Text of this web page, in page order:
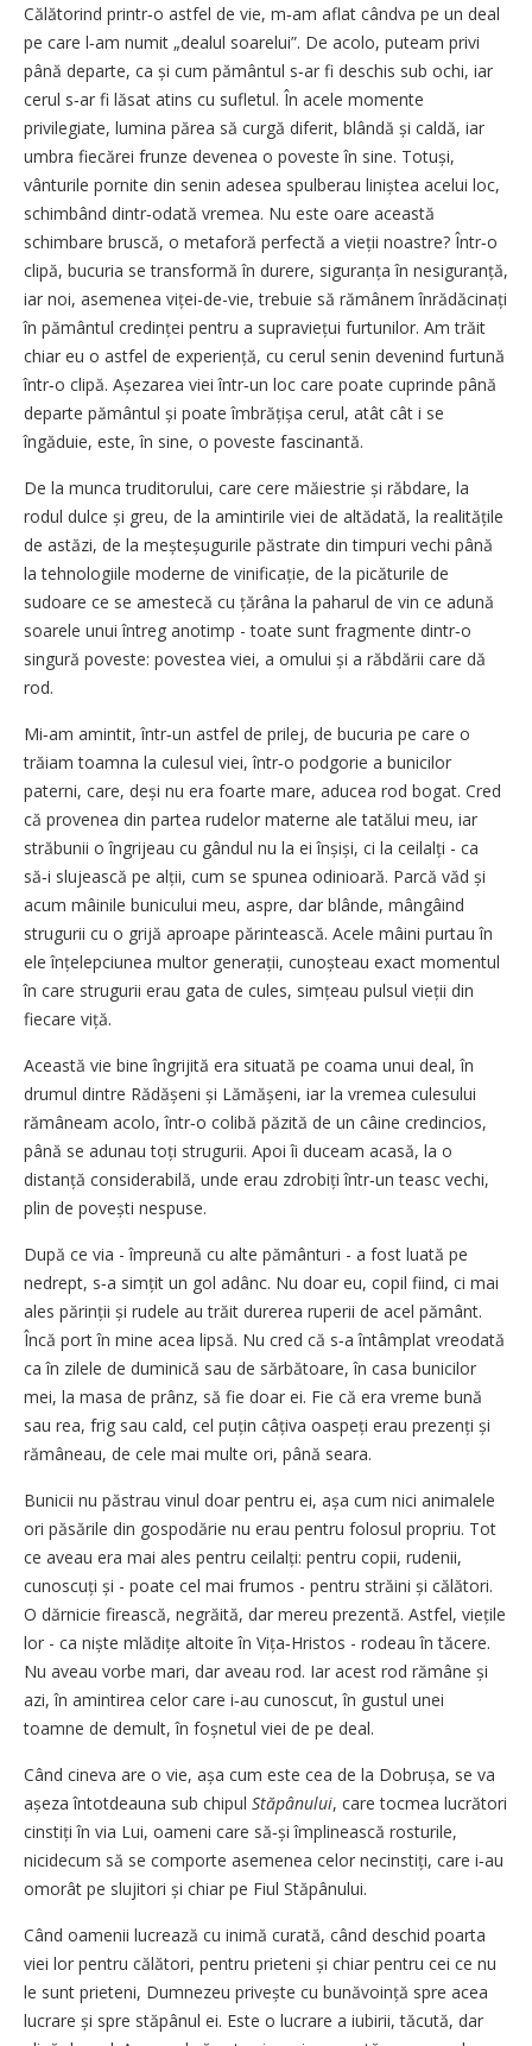
Călătorind printr‑o astfel de vie, m‑am aflat cândva pe un deal
pe care l‑am numit „dealul soarelui”. De acolo, puteam privi
până departe, ca și cum pământul s‑ar fi deschis sub ochi, iar
cerul s‑ar fi lăsat atins cu sufletul. În acele momente
privilegiate, lumina părea să curgă diferit, blândă și caldă, iar
umbra fiecărei frunze devenea o poveste în sine. Totuși,
vânturile pornite din senin adesea spulberau liniștea acelui loc,
schimbând dintr‑odată vremea. Nu este oare această
schimbare bruscă, o metaforă perfectă a vieții noastre? Într‑o
clipă, bucuria se transformă în durere, siguranța în nesiguranță,
iar noi, asemenea viței-de-vie, trebuie să rămânem înrădăcinați
în pământul credinței pentru a supraviețui furtunilor. Am trăit
chiar eu o astfel de experiență, cu cerul senin devenind furtună
într‑o clipă. Așezarea viei într‑un loc care poate cuprinde până
departe pământul și poate îmbrățișa cerul, atât cât i se
îngăduie, este, în sine, o poveste fascinantă.
De la munca truditorului, care cere măiestrie și răbdare, la
rodul dulce și greu, de la amintirile viei de altădată, la realitățile
de astăzi, de la meșteșugurile păstrate din timpuri vechi până
la tehnologiile moderne de vinificație, de la picăturile de
sudoare ce se amestecă cu țărâna la paharul de vin ce adună
soarele unui întreg anotimp - toate sunt fragmente dintr‑o
singură poveste: povestea viei, a omului și a răbdării care dă
rod.
Mi‑am amintit, într‑un astfel de prilej, de bucuria pe care o
trăiam toamna la culesul viei, într‑o podgorie a bunicilor
paterni, care, deși nu era foarte mare, aducea rod bogat. Cred
că provenea din partea rudelor materne ale tatălui meu, iar
străbunii o îngrijeau cu gândul nu la ei înșiși, ci la ceilalți - ca
să‑i slujească pe alții, cum se spunea odinioară. Parcă văd și
acum mâinile bunicului meu, aspre, dar blânde, mângâind
strugurii cu o grijă aproape părintească. Acele mâini purtau în
ele înțelepciunea multor generații, cunoșteau exact momentul
în care strugurii erau gata de cules, simțeau pulsul vieții din
fiecare viță.
Această vie bine îngrijită era situată pe coama unui deal, în
drumul dintre Rădășeni și Lămășeni, iar la vremea culesului
rămâneam acolo, într‑o colibă păzită de un câine credincios,
până se adunau toți strugurii. Apoi îi duceam acasă, la o
distanță considerabilă, unde erau zdrobiți într‑un teasc vechi,
plin de povești nespuse.
După ce via - împreună cu alte pământuri - a fost luată pe
nedrept, s‑a simțit un gol adânc. Nu doar eu, copil fiind, ci mai
ales părinții și rudele au trăit durerea ruperii de acel pământ.
Încă port în mine acea lipsă. Nu cred că s‑a întâmplat vreodată
ca în zilele de duminică sau de sărbătoare, în casa bunicilor
mei, la masa de prânz, să fie doar ei. Fie că era vreme bună
sau rea, frig sau cald, cel puțin câțiva oaspeți erau prezenți și
rămâneau, de cele mai multe ori, până seara.
Bunicii nu păstrau vinul doar pentru ei, așa cum nici animalele
ori păsările din gospodărie nu erau pentru folosul propriu. Tot
ce aveau era mai ales pentru ceilalți: pentru copii, rudenii,
cunoscuți și - poate cel mai frumos - pentru străini și călători.
O dărnicie firească, negrăită, dar mereu prezentă. Astfel, viețile
lor - ca niște mlădițe altoite în Vița‑Hristos - rodeau în tăcere.
Nu aveau vorbe mari, dar aveau rod. Iar acest rod rămâne și
azi, în amintirea celor care i‑au cunoscut, în gustul unei
toamne de demult, în foșnetul viei de pe deal.
Când cineva are o vie, așa cum este cea de la Dobrușa, se va
așeza întotdeauna sub chipul Stăpânului, care tocmea lucrători
cinstiți în via Lui, oameni care să‑și împlinească rosturile,
nicidecum să se comporte asemenea celor necinstiți, care i‑au
omorât pe slujitori și chiar pe Fiul Stăpânului.
Când oamenii lucrează cu inimă curată, când deschid poarta
viei lor pentru călători, pentru prieteni și chiar pentru cei ce nu
le sunt prieteni, Dumnezeu privește cu bunăvoință spre acea
lucrare și spre stăpânul ei. Este o lucrare a iubirii, tăcută, dar